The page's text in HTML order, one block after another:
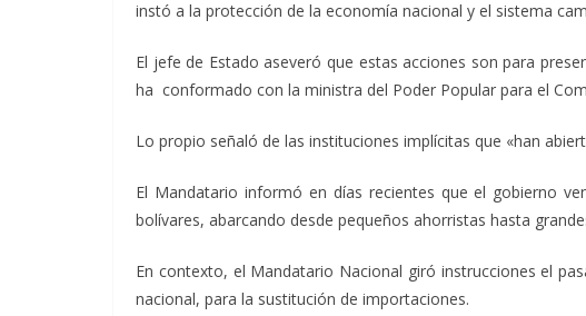
instó a la protección de la economía nacional y el sistema
El jefe de Estado aseveró que estas acciones son para
ha conformado con la ministra del Poder Popular para el
Lo propio señaló de las instituciones implícitas que «han
El Mandatario informó en días recientes que el gobierno
bolívares, abarcando desde pequeños ahorristas hasta
En contexto, el Mandatario Nacional giró instrucciones el
nacional, para la sustitución de importaciones.